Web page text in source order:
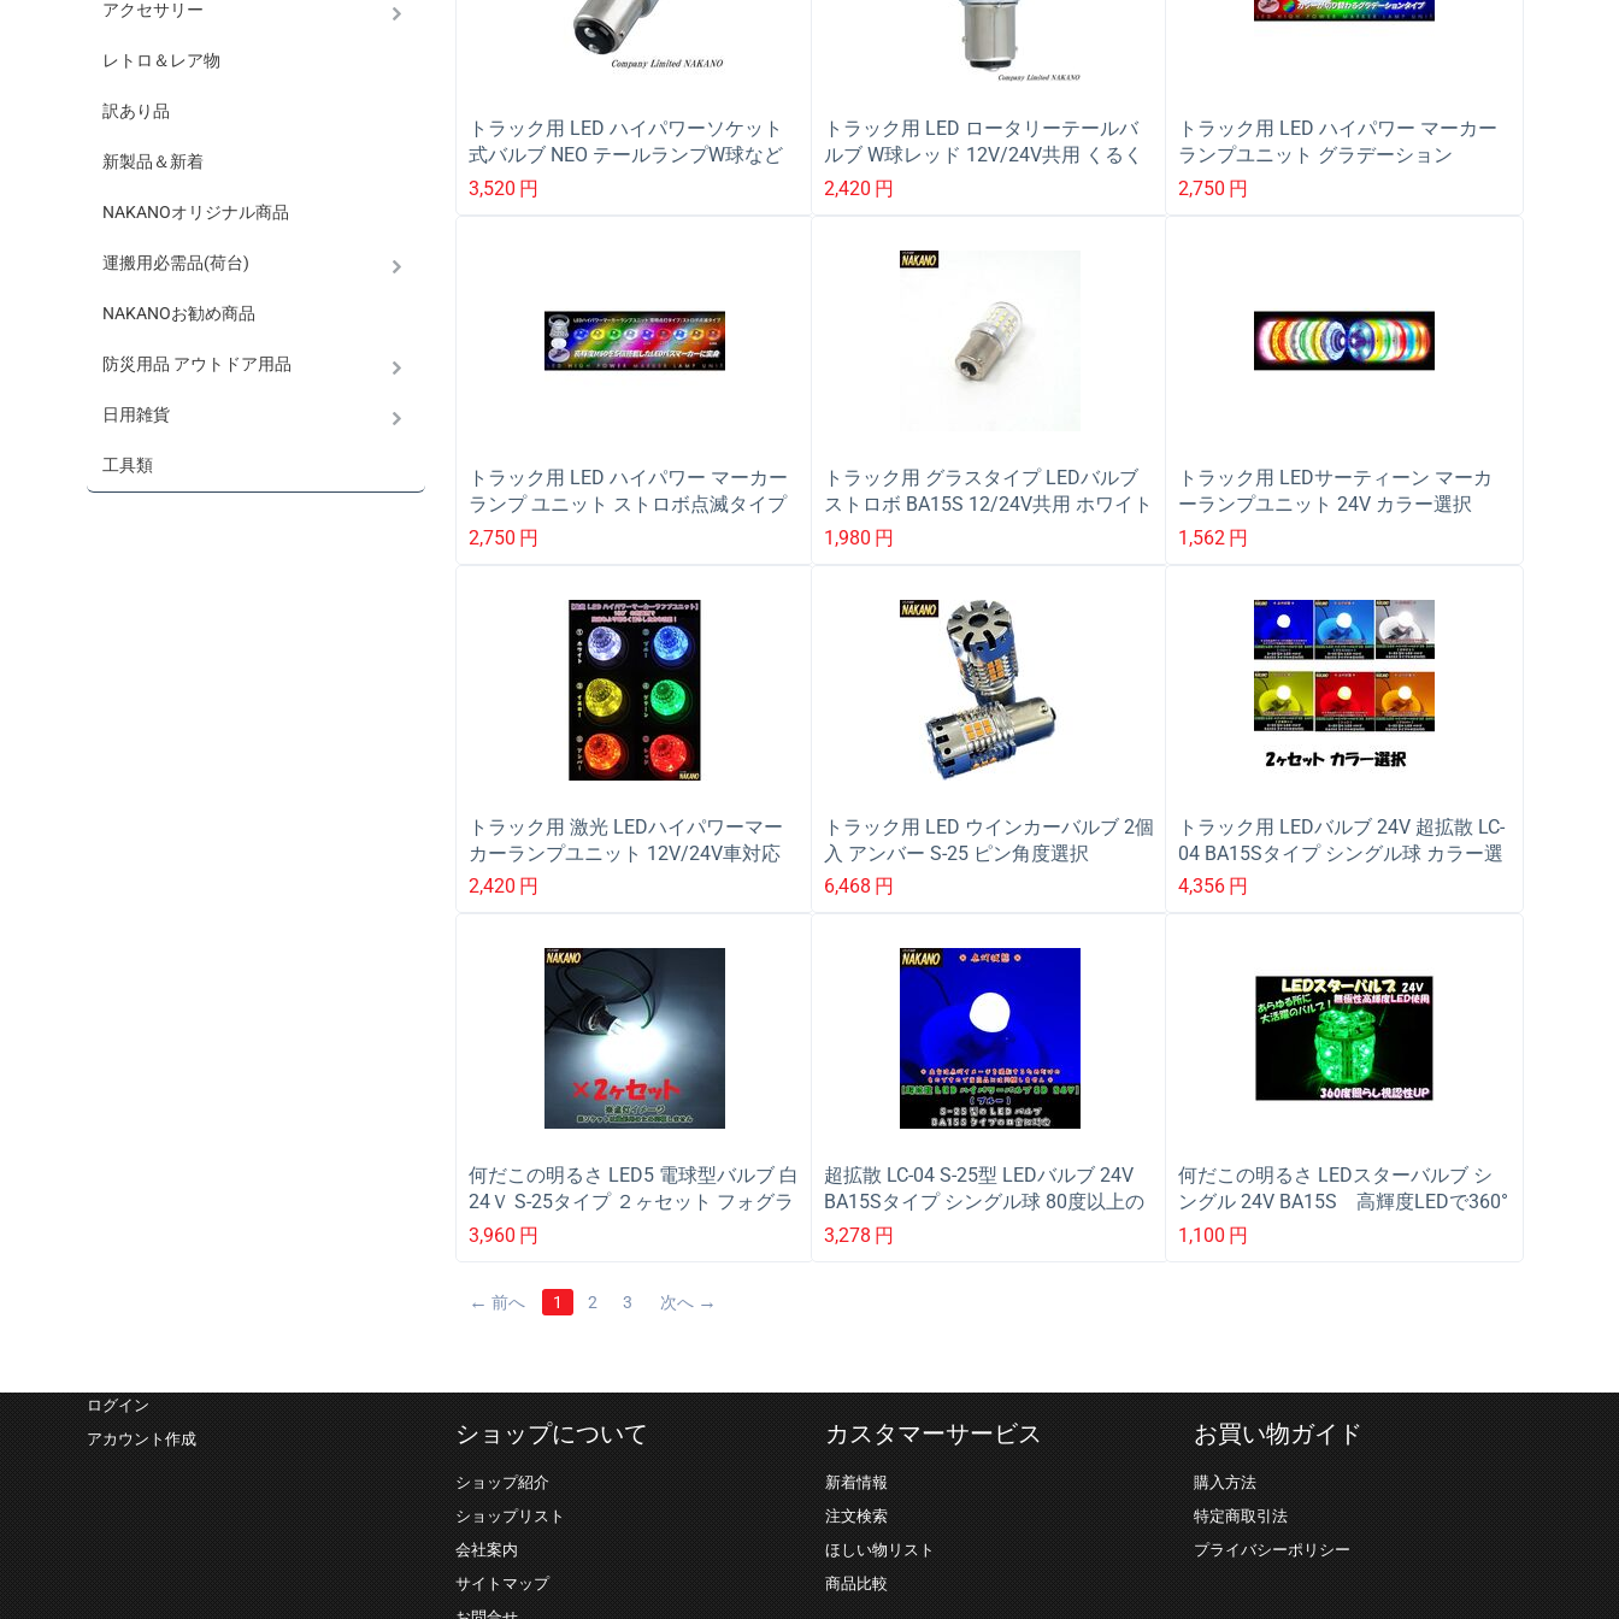
アクセサリー
レトロ＆レア物
訳あり品
新製品＆新着
NAKANOオリジナル商品
運搬用必需品(荷台)
NAKANOお勧め商品
防災用品 アウトドア用品
日用雑貨
工具類
トラック用 LED ハイパワーソケット
式バルブ NEO テールランプW球など
に LC-01
3,520 円
トラック用 LED ロータリーテールバ
ルブ W球レッド 12V/24V共用 くるく
る回る 628770
2,420 円
トラック用 LED ハイパワー マーカー
ランプユニット グラデーション
12/24V共用 626710
2,750 円
トラック用 LED ハイパワー マーカー
ランプ ユニット ストロボ点滅タイプ
12/24V共用 カラー選択
2,750 円
トラック用 グラスタイプ LEDバルブ
ストロボ BA15S 12/24V共用 ホワイト
ES-179
1,980 円
トラック用 LEDサーティーン マーカ
ーランプユニット 24V カラー選択
1,562 円
トラック用 激光 LEDハイパワーマー
カーランプユニット 12V/24V車対応
2,420 円
トラック用 LED ウインカーバルブ 2個
入 アンバー S-25 ピン角度選択
12/24V共用 ハイフラ防止機能搭載
6,468 円
トラック用 LEDバルブ 24V 超拡散 LC-
04 BA15Sタイプ シングル球 カラー選
択 2ヶセット
4,356 円
何だこの明るさ LED5 電球型バルブ 白
24Ｖ S-25タイプ ２ヶセット フォグラ
ンプやバックランプ等に
3,960 円
超拡散 LC-04 S-25型 LEDバルブ 24V
BA15Sタイプ シングル球 80度以上の
超拡散LEDバルブなどに最適 トラッ
3,278 円
何だこの明るさ LEDスターバルブ シ
ングル 24V BA15S 高輝度LEDで360°
照らし視認性抜群（グリーン）
1,100 円
前へ 1 2 3 次へ
ログイン
アカウント作成
ショップについて
ショップ紹介
ショップリスト
会社案内
サイトマップ
カスタマーサービス
新着情報
注文検索
ほしい物リスト
商品比較
お買い物ガイド
購入方法
特定商取引法
プライバシーポリシー